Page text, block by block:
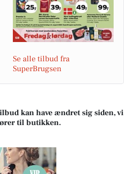
Se alle tilbud fra
SuperBrugsen
kan have ændret sig siden, vi
til butikken.